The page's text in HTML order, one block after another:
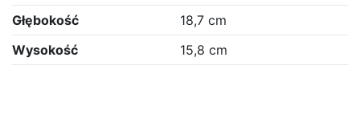
Głębokość
18,7 cm
Wysokość
15,8 cm